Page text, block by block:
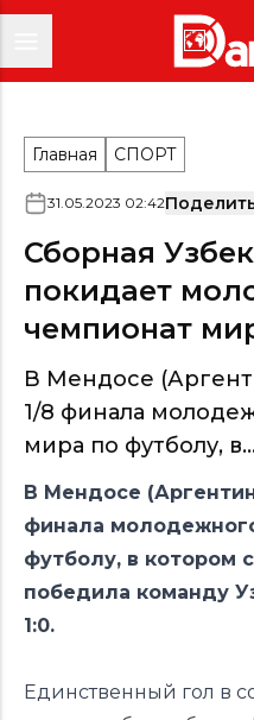
Главная СПОРТ
31.05.2023 02:42
Сборная
покидает
чемпионат
В Мендосе
1/8 финала
мира по футболу,
В Мендосе
финала
футболу, в котором
победила команду
1:0.
Единственный гол в